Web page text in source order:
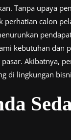
Tanpa upaya
calon
kebutuhan dan
pasar. Akibatnya,
di lingkungan